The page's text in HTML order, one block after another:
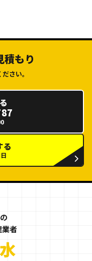
積もり
さい。
る
業者
見町の